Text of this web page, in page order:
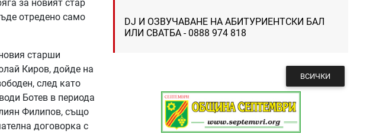
за новият стар
отредено само
старши
Киров, дойде на
след като
Ботев в периода
Филипов, също
договорка с
DJ И ОЗВУЧАВАНЕ НА АБИТУРИЕНТСКИ БАЛ
ИЛИ СВАТБА - 0888 974 818
ВСИЧКИ